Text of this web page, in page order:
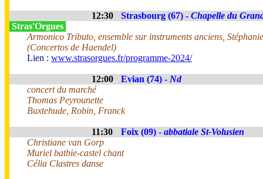
12:30 Strasbourg (67) - Chapelle du
Stras'Orgues
Armonico Tributo, ensemble sur instruments anciens,
(Concertos de Haendel)
Lien : www.strasorgues.fr/programme-2024/
12:00 Evian (74) - Nd
concert du marché
Thomas Peyrounette
Buxtehude, Robin, Franck
11:30 Foix (09) - abbatiale St-Volusien
Christiane van Gorp
Muriel batbie-castel chant
Célia Clastres danse